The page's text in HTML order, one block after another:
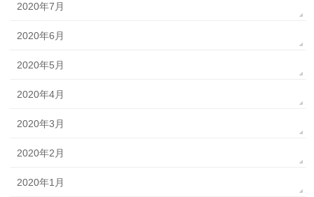
2020年7月
2020年6月
2020年5月
2020年4月
2020年3月
2020年2月
2020年1月